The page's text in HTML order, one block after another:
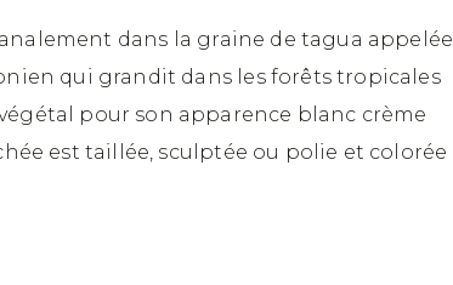
dans la graine de tagua appelée
qui grandit dans les forêts tropicales
pour son apparence blanc crème
est taillée, sculptée ou polie et colorée